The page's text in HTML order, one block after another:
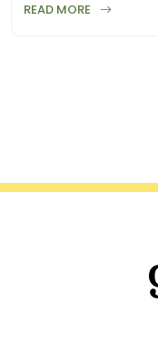
READ MORE